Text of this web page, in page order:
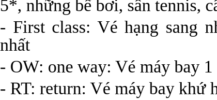
5*, những bể bơi, sân tennis,
- First class: Vé hạng sang
nhất
- OW: one way: Vé máy bay 1
- RT: return: Vé máy bay khứ